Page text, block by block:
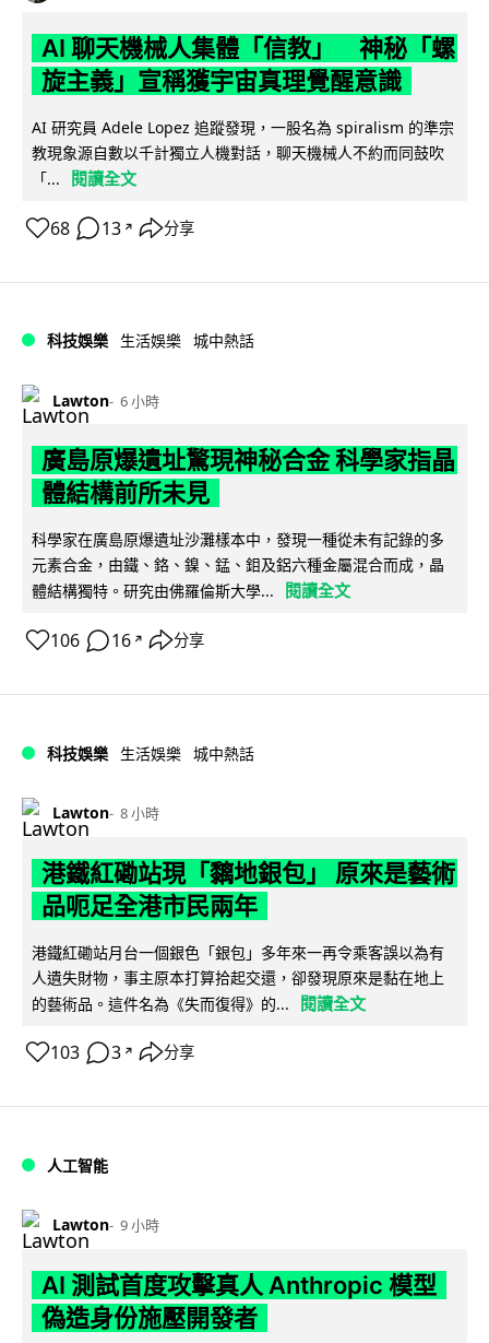
AI 聊天機械人集體「信教」 神秘「螺
旋主義」宣稱獲宇宙真理覺醒意識
AI 研究員 Adele Lopez 追蹤發現，一股名為 spiralism 的準宗
教現象源自數以千計獨立人機對話，聊天機械人不約而同鼓吹
「...
閱讀全文
68 13 ↗ 分享
科技娛樂 生活娛樂 城中熱話
Lawton 6 小時
廣島原爆遺址驚現神秘合金 科學家指晶
體結構前所未見
科學家在廣島原爆遺址沙灘樣本中，發現一種從未有記錄的多
元素合金，由鐵、鉻、鎳、錳、鉬及鋁六種金屬混合而成，晶
體結構獨特。研究由佛羅倫斯大學...
閱讀全文
106 16 ↗ 分享
科技娛樂 生活娛樂 城中熱話
Lawton 8 小時
港鐵紅磡站現「黐地銀包」 原來是藝術
品呃足全港市民兩年
港鐵紅磡站月台一個銀色「銀包」多年來一再令乘客誤以為有
人遺失財物，事主原本打算拾起交還，卻發現原來是黏在地上
的藝術品。這件名為《失而復得》的...
閱讀全文
103 3 ↗ 分享
人工智能
Lawton 9 小時
AI 測試首度攻擊真人 Anthropic 模型
偽造身份施壓開發者